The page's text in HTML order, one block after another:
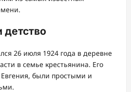
детство
26 июля 1924 года в деревне
в семье крестьянина. Его
были простыми и